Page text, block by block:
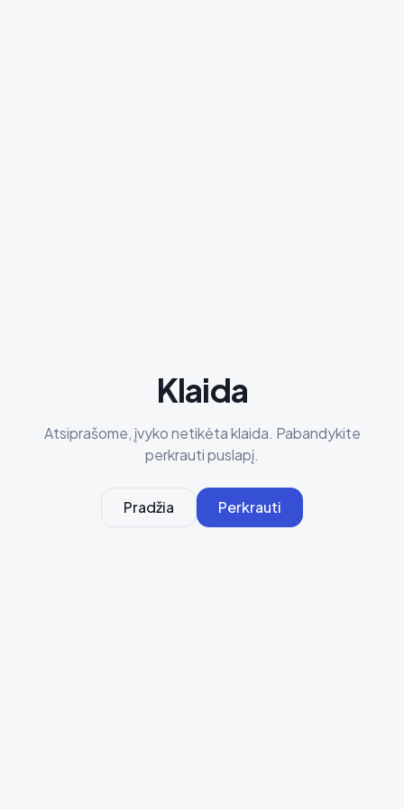
Klaida
Atsiprašome, įvyko netikėta klaida. Pabandykite
perkrauti puslapį.
Pradžia Perkrauti